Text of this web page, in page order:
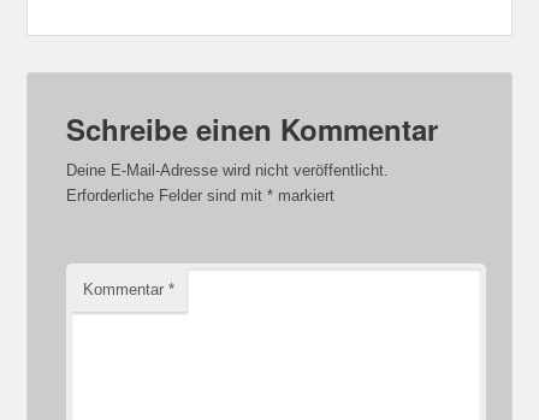
Schreibe einen Kommentar
Deine E-Mail-Adresse wird nicht veröffentlicht.
Erforderliche Felder sind mit* markiert
Kommentar*